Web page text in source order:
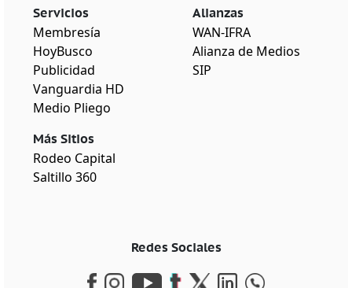
Servicios
Membresía
HoyBusco
Publicidad
Vanguardia HD
Medio Pliego
Más Sitios
Rodeo Capital
Saltillo 360
Alianzas
WAN-IFRA
Alianza de Medios
SIP
Redes Sociales